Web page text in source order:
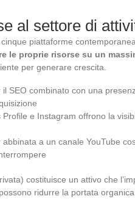
al settore di
piattaforme
le proprie risorse su un
per generare crescita.
SEO combinato con una
e Instagram offrono la
a un canale YouTube
costituisce un attivo che
ridurre la portata